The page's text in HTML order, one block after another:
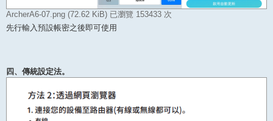
ArcherA6-07.png (72.62 KiB) 已瀏覽 153433 次
先行輸入預設帳密之後即可使用
四、傳統設定法。